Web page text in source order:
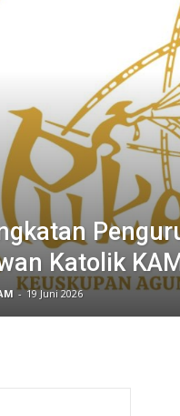
Katolik
- 19 Juni 2026